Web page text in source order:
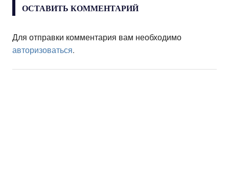
ОСТАВИТЬ КОММЕНТАРИЙ
Для отправки комментария вам необходимо
авторизоваться.